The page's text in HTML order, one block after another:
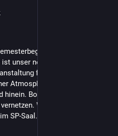
entspannen und
unser neuer Arts & Carft
für euch. Wir
Atmosphäre und basteln in
Bonus: Man kann neue
Wir treffen uns am
SP-Saal. Wir freuen uns auf